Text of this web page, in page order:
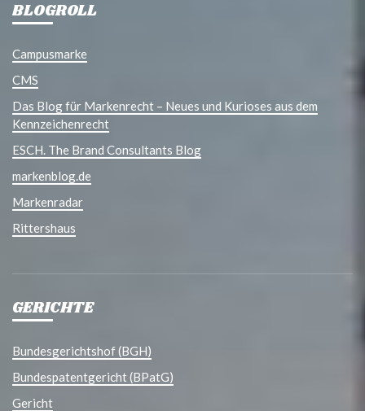
BLOGROLL
Campusmarke
CMS
Das Blog für Markenrecht – Neues und Kurioses aus dem
Kennzeichenrecht
ESCH. The Brand Consultants Blog
markenblog.de
Markenradar
Rittershaus
GERICHTE
Bundesgerichtshof (BGH)
Bundespatentgericht (BPatG)
Gericht